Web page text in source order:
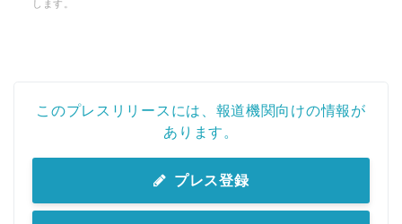
します。
このプレスリリースには、報道機関向けの情報が
あります。
プレス登録